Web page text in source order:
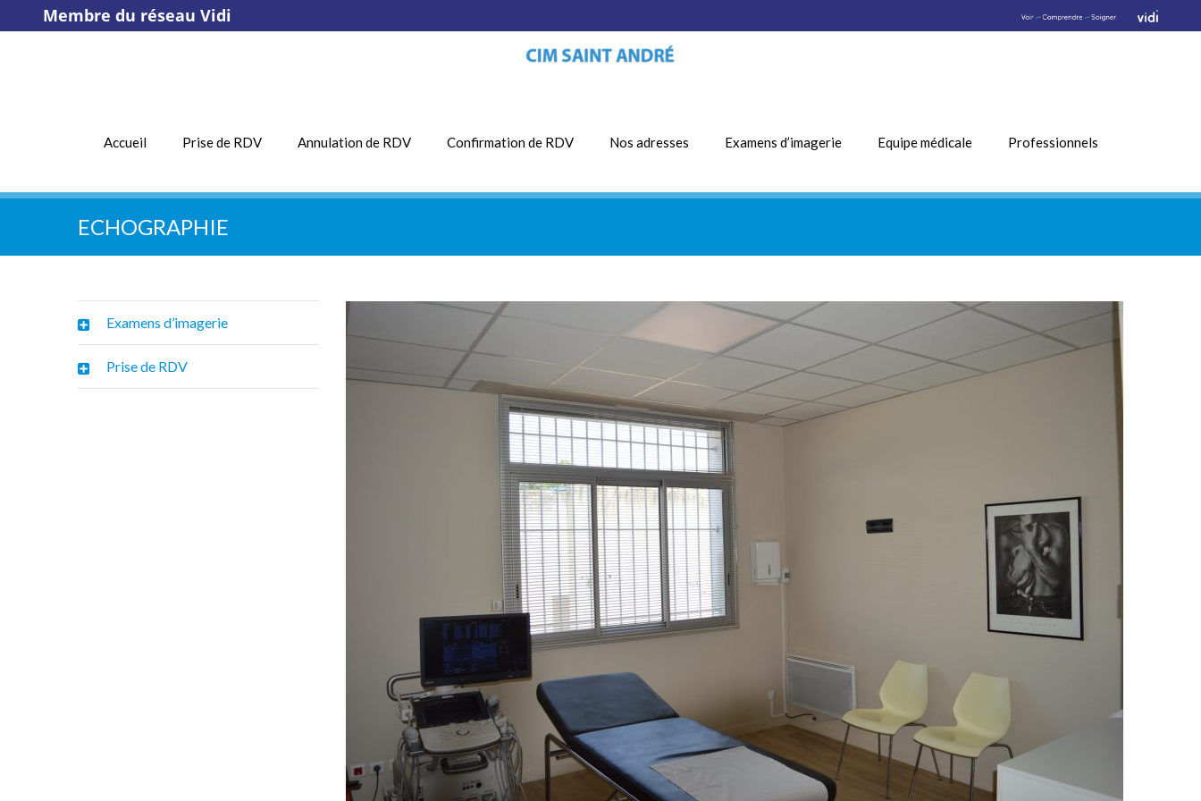
Membre du réseau Vidi
Accueil Prise de RDV Annulation de RDV Confirmation de RDV Nos adresses Examens d’imagerie Equipe médicale Professionnels
ECHOGRAPHIE
Examens d’imagerie
Prise de RDV